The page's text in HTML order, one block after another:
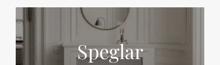
Speglar